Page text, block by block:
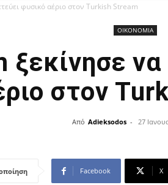
φυσικό αέριο στον Turkish Stream
ΟΙΚΟΝΟΜΙΑ
ξεκίνησε να
στον
Από Adieksodos - 27
Facebook X